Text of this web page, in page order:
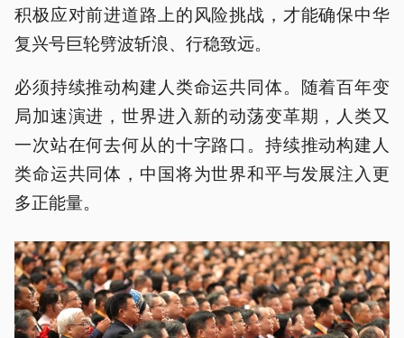
积极应对前进道路上的风险挑战，才能确保中华
复兴号巨轮劈波斩浪、行稳致远。
必须持续推动构建人类命运共同体。随着百年变
局加速演进，世界进入新的动荡变革期，人类又
一次站在何去何从的十字路口。持续推动构建人
类命运共同体，中国将为世界和平与发展注入更
多正能量。